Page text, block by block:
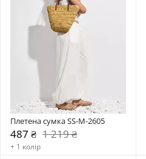
Плетена сумка SS-M-2605
487 ₴ 1 219 ₴
+ 1 колір